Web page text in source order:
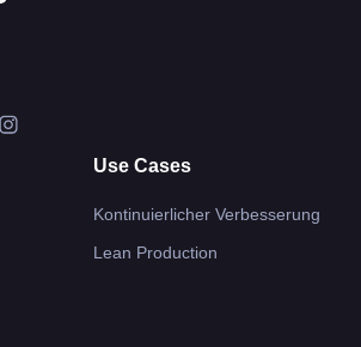
Use Cases
Kontinuierlicher Verbesserung
Lean Production